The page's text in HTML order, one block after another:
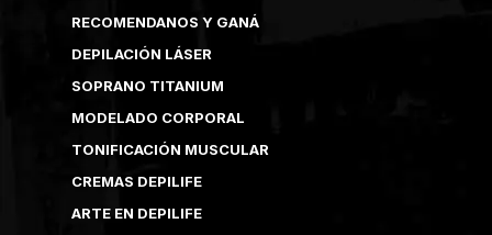
RECOMENDANOS Y GANÁ
DEPILACIÓN LÁSER
SOPRANO TITANIUM
MODELADO CORPORAL
TONIFICACIÓN MUSCULAR
CREMAS DEPILIFE
ARTE EN DEPILIFE